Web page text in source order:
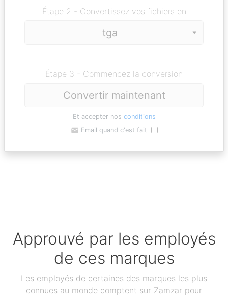
Étape 2 - Convertissez vos fichiers en
Étape 3 - Commencez la conversion
Convertir maintenant
Et accepter nos conditions
Email quand c'est fait
Approuvé par les employés
de ces marques
Les employés de certaines des marques les plus
connues au monde comptent sur Zamzar pour